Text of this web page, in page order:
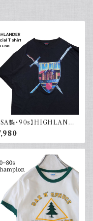
製・90s】HIGHLANDE
魔の戦士 オフィシャルTシ